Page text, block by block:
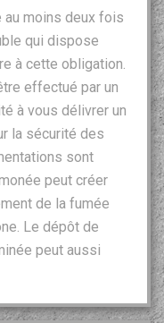
au moins deux fois
qui dispose
à cette obligation.
effectué par un
à vous délivrer un
la sécurité des
sont
peut créer
de la fumée
Le dépôt de
peut aussi